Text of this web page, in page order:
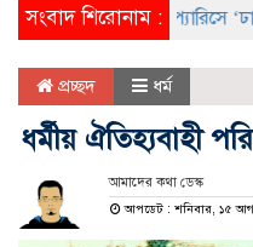
সংবাদ শিরোনাম :প্যারিসে ‘ঢাকা
প্রচ্ছদ ধর্ম
ধর্মীয় ঐতিহ্যবাহী
আমাদের কথা ডেস্ক
আপডেট : শনিবার, ১৫